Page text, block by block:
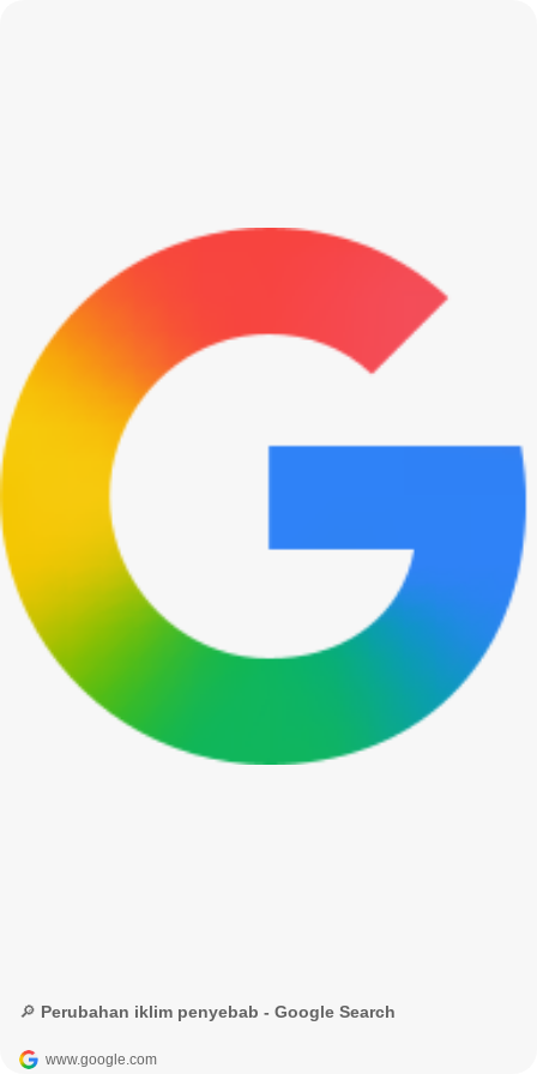
🔎 Perubahan iklim penyebab - Google Search
www.google.com